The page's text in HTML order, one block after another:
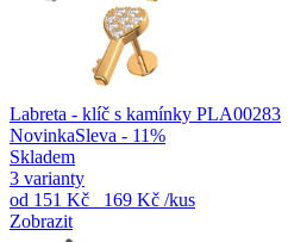
Labreta - klíč s kamínky PLA00283
NovinkaSleva - 11%
Skladem
3 varianty
od 151 Kč 169 Kč /kus
Zobrazit